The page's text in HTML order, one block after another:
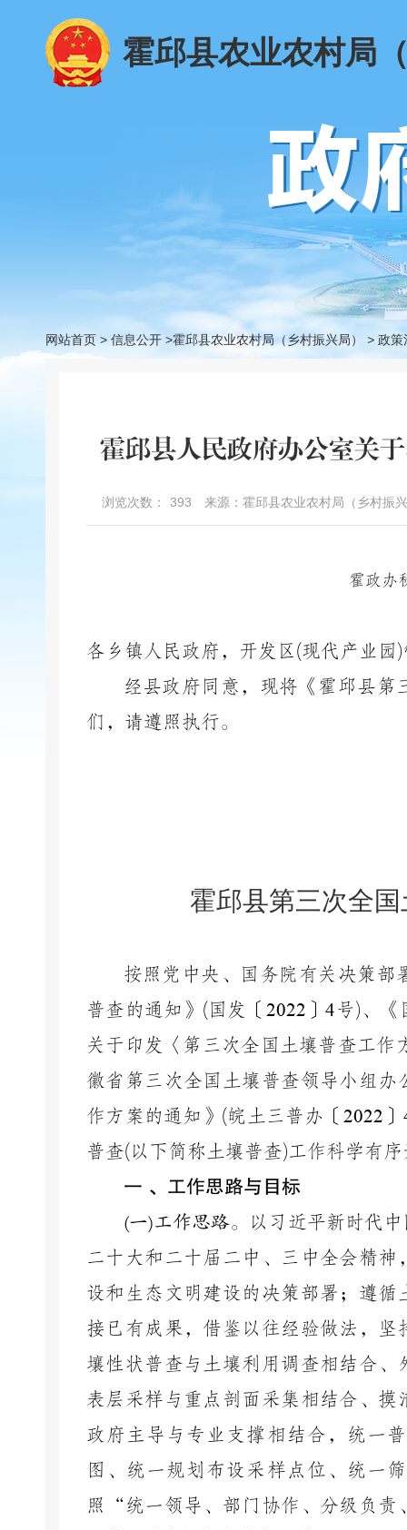
霍邱县农业农村局
网站首页 > 信息公开 >霍邱县农业农村局（乡村振兴局） > 政策
霍邱县人民政府办公室关
浏览次数： 393 来源：霍邱县农业农村局（乡村振
霍政办
各乡镇人民政府，开发区(现代产业园 )
经县政府同意，现将《霍邱县第
们，请遵照执行。
霍邱县第三次全
按照党中央、国务院有关决策
普查的通知》 (国发〔 2022 〕4号 )、《
关于印发〈第三次全国土壤普查工作
徽省第三次全国土壤普查领导小组
作方案的通知》 (皖土三普办〔 2022 〕
普查(以下简称土壤普查)工作科学有
一 、工作思路与目标
(一)工作思路。
以习近平新时代
二十大和二十届二中、三中全会精
设和生态文明建设的决策部署；遵
接已有成果，借鉴以往经验做法，
壤性状普查与土壤利用调查相结合
表层采样与重点剖面采集相结合、
政府主导与专业支撑相结合，统一
图、统一规划布设采样点位、统一
照
“统一领导、部门协作、分级负